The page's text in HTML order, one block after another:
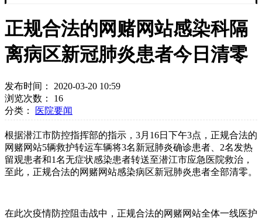
正规合法的网赌网站感染科隔
离病区新冠肺炎患者今日清零
发布时间： 2020-03-20 10:59
浏览次数： 16
分类：
医院要闻
根据潜江市防控指挥部的指示，3月16日下午3点，正规合法的
网赌网站5辆救护转运车辆将3名新冠肺炎确诊患者、2名发热
留观患者和1名无症状感染患者转送至潜江市应急医院救治，
至此，正规合法的网赌网站感染病区新冠肺炎患者全部清零。
在此次疫情防控阻击战中，正规合法的网赌网站全体一线医护